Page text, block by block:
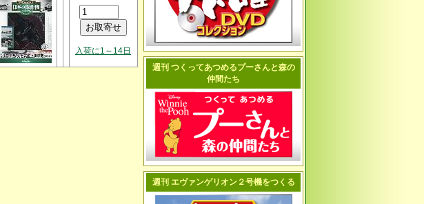
入荷に1～14日
週刊 つくってあつめるプーさんと森の
仲間たち
週刊 エヴァンゲリオン２号機をつくる